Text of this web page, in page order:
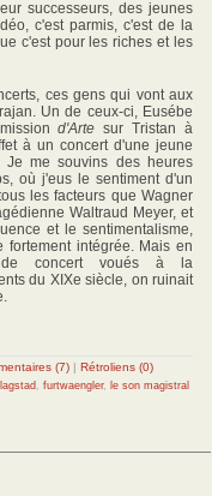
successeurs, des jeunes
c'est parmis, c'est de la
c'est pour les riches et les
ces gens qui vont aux
Un de ceux-ci, Eusébe
d'Artesur Tristan à
à un concert d'une jeune
me souvins des heures
où j'eus le sentiment d'un
les facteurs que Wagner
Waltraud Meyer, et
et le sentimentalisme,
intégrée. Mais en
de concert voués à la
du XIXe siècle, on ruinait
(7)| Rétroliens (0)
furtwaengler, le son magistral